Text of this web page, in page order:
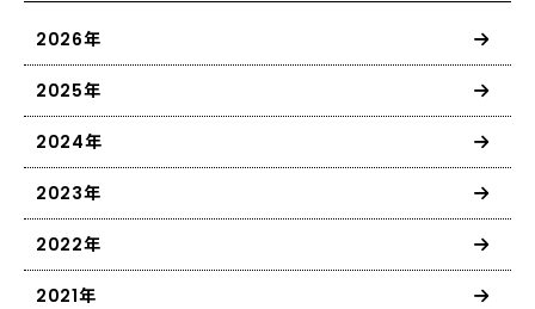
2026年
2025年
2024年
2023年
2022年
2021年